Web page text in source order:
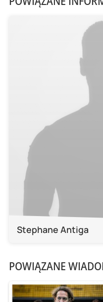
Stephane Antiga
POWIĄZANE